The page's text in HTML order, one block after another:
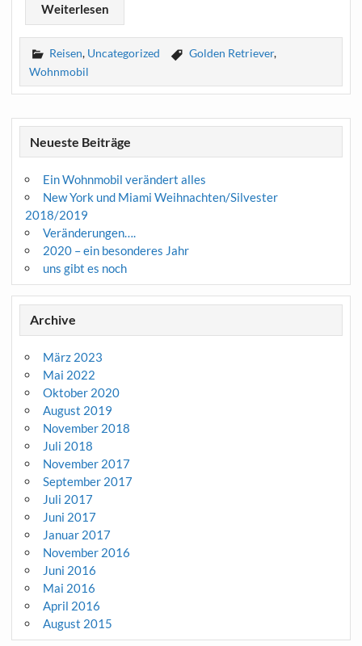
Weiterlesen
Reisen, Uncategorized Golden Retriever,
Wohnmobil
Neueste Beiträge
Ein Wohnmobil verändert alles
New York und Miami Weihnachten/Silvester
2018/2019
Veränderungen….
2020 – ein besonderes Jahr
uns gibt es noch
Archive
März 2023
Mai 2022
Oktober 2020
August 2019
November 2018
Juli 2018
November 2017
September 2017
Juli 2017
Juni 2017
Januar 2017
November 2016
Juni 2016
Mai 2016
April 2016
August 2015